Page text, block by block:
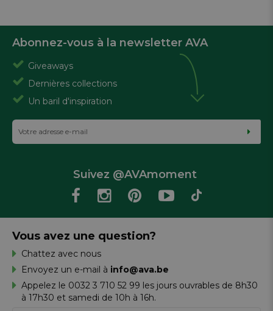
Abonnez-vous à la newsletter AVA
Giveaways
Dernières collections
Un baril d'inspiration
Suivez @AVAmoment
Vous avez une question?
Chattez avec nous
Envoyez un e-mail à info@ava.be
Appelez le 0032 3 710 52 99 les jours ouvrables de 8h30
à 17h30 et samedi de 10h à 16h.